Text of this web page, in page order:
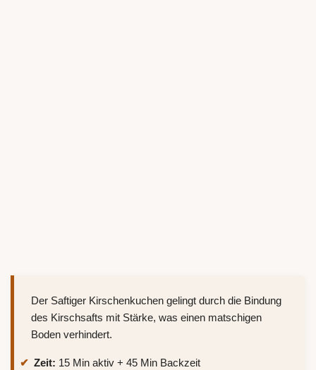
Der Saftiger Kirschenkuchen gelingt durch die Bindung
des Kirschsafts mit Stärke, was einen matschigen
Boden verhindert.
Zeit: 15 Min aktiv + 45 Min Backzeit